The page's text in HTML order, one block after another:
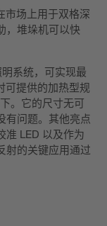
市场上用于双格深
，堆垛机可以快
系统，可实现最
可提供的加热型规
。它的尺寸无可
有问题。其他亮点
准 LED 以及作为
射的关键应用通过